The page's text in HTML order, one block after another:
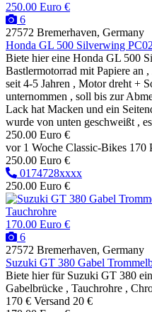
250.00 Euro €
6
27572 Bremerhaven, Germany
Honda GL 500 Silverwing
Biete hier eine Honda GL 500
Bastlermotorrad mit Papiere an
seit 4-5 Jahren , Motor dreht +
unternommen , soll bis zur
Lack hat Macken und ein
wurde von unten geschweißt ,
250.00 Euro €
vor 1 Woche Classic-Bikes 170
250.00 Euro €
0174728xxxx
250.00 Euro €
170.00 Euro €
6
27572 Bremerhaven, Germany
Suzuki GT 380 Gabel
Biete hier für Suzuki GT 380
Gabelbrücke , Tauchrohre ,
170 € Versand 20 €